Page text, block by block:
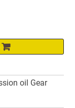
oil Gear